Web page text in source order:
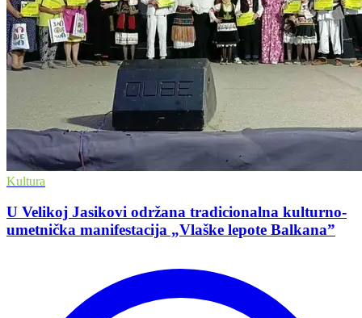
Kultura
U Velikoj Jasikovi održana tradicionalna kulturno-
umetnička manifestacija „Vlaške lepote Balkana”